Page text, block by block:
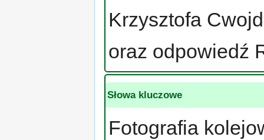
Krzysztofa
oraz odpowiedź
Słowa kluczowe
Fotografia